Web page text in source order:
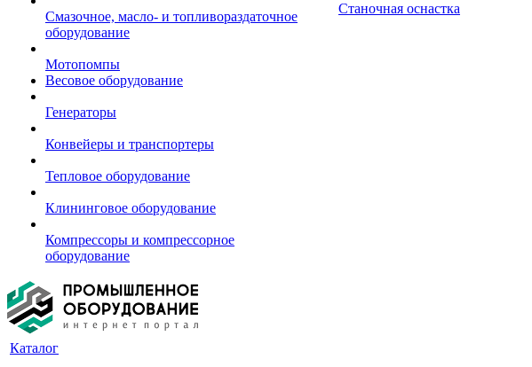
Смазочное, масло- и топливораздаточное
оборудование
Мотопомпы
Весовое оборудование
Генераторы
Конвейеры и транспортеры
Тепловое оборудование
Клининговое оборудование
Компрессоры и компрессорное
оборудование
Станочная оснастка
Каталог